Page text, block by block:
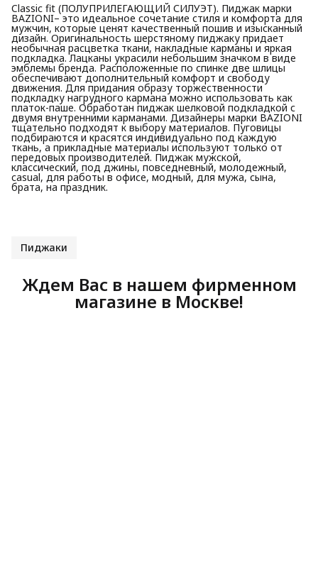
Classic fit (ПОЛУПРИЛЕГАЮЩИЙ СИЛУЭТ). Пиджак марки
BAZIONI– это идеальное сочетание стиля и комфорта для
мужчин, которые ценят качественный пошив и изысканный
дизайн. Оригинальность шерстяному пиджаку придает
необычная расцветка ткани, накладные карманы и яркая
подкладка. Лацканы украсили небольшим значком в виде
эмблемы бренда. Расположенные по спинке две шлицы
обеспечивают дополнительный комфорт и свободу
движения. Для придания образу торжественности
подкладку нагрудного кармана можно использовать как
платок-паше. Обработан пиджак шелковой подкладкой с
двумя внутренними карманами. Дизайнеры марки BAZIONI
тщательно подходят к выбору материалов. Пуговицы
подбираются и красятся индивидуально под каждую
ткань, а прикладные материалы используют только от
передовых производителей. Пиджак мужской,
классический, под джины, повседневный, молодежный,
casual, для работы в офисе, модный, для мужа, сына,
брата, на праздник.
Пиджаки
Ждем Вас в нашем фирменном
магазине в Москве!